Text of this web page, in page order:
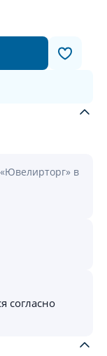
в
согласно